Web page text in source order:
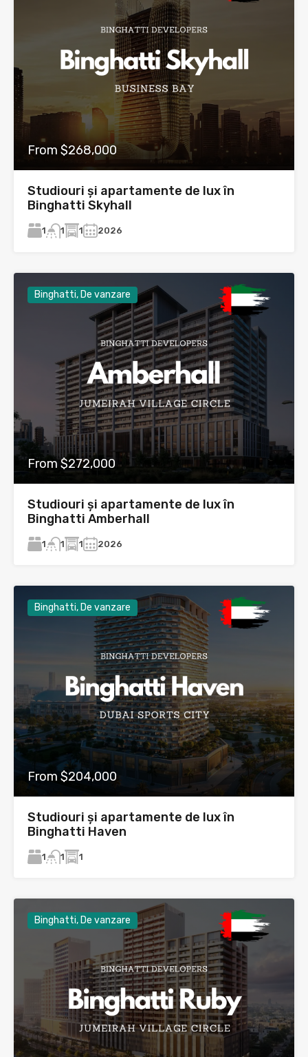
From $268,000
Studiouri și apartamente de lux în
Binghatti Skyhall
1 1 1 2026
Binghatti, De vanzare
From $272,000
Studiouri și apartamente de lux în
Binghatti Amberhall
1 1 1 2026
Binghatti, De vanzare
From $204,000
Studiouri și apartamente de lux în
Binghatti Haven
1 1 1
Binghatti, De vanzare